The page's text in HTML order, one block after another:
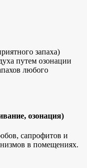
запаха)
путем озонации
любого
озонация)
сапрофитов и
в помещениях.